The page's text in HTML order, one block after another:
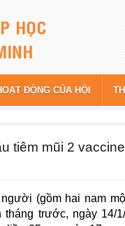
ĐỘNG CỦA HỘI
tiêm mũi 2
người (gồm hai nam
tháng trước, ngày 14/